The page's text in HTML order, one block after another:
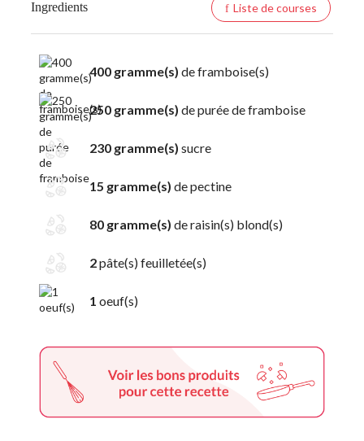
Ingredients Liste de courses
400 gramme(s) de framboise(s)
250 gramme(s) de purée de framboise
230 gramme(s) sucre
15 gramme(s) de pectine
80 gramme(s) de raisin(s) blond(s)
2pâte(s) feuilletée(s)
1 oeuf(s)